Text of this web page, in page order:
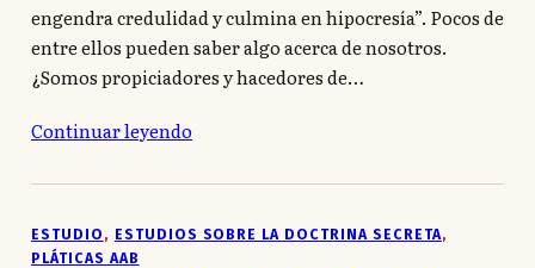
engendra credulidad y culmina en hipocresía”. Pocos de
entre ellos pueden saber algo acerca de nosotros.
¿Somos propiciadores y hacedores de…
Continuar leyendo
ESTUDIO , ESTUDIOS SOBRE LA DOCTRINA SECRETA
PLÁTICAS AAB